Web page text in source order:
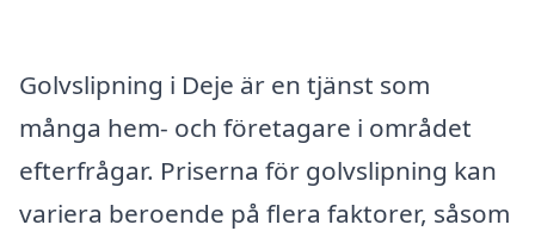
Golvslipning i Deje är en tjänst som
många hem- och företagare i området
efterfrågar. Priserna för golvslipning kan
variera beroende på flera faktorer, såsom